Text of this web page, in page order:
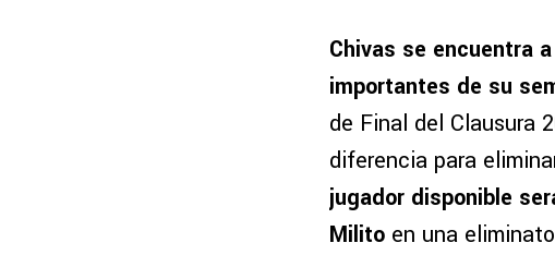
Chivas se encuentra
importantes de su
de Final del Clausura
diferencia para
jugador disponible
Milito en una